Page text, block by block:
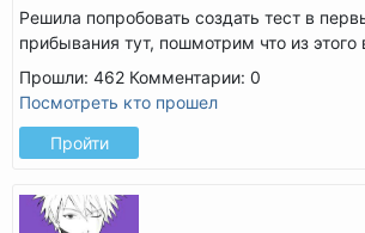
Решила попробовать создать тест в
прибывания тут, пошмотрим что из этого
Прошли: 462 Комментарии: 0
Посмотреть кто прошел
Пройти